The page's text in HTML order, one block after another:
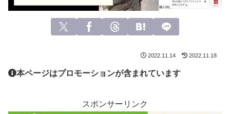
2022.11.14 2022.11.18
本ページはプロモーションが含まれています
スポンサーリンク